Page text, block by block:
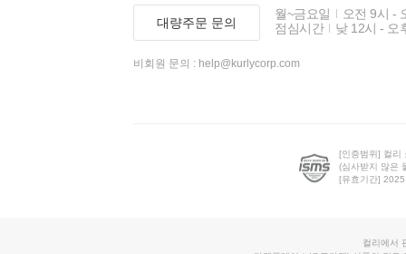
대량주문 문의
월~금요일
오전 9시 -
점심시간
낮 12시 - 오
비회원 문의 : help@kurlycorp.com
[인증범위] 컬리
(심사받지 않은
[유효기간]
컬리에서